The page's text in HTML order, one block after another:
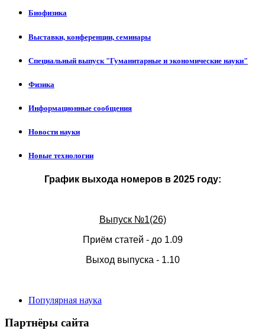
Биофизика
Выставки, конференции, семинары
Специальный выпуск "Гуманитарные и экономические науки"
Физика
Информационные сообщения
Новости науки
Новые технологии
График выхода номеров в 2025 году:
Выпуск №1(26)
Приём статей - до 1.09
Выход выпуска - 1.10
Популярная наука
Партнёры сайта